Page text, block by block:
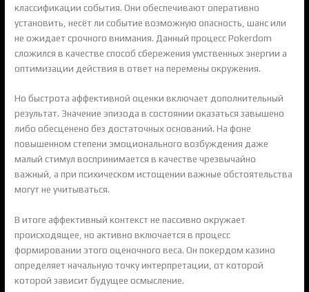
классификации события. Они обеспечивают оперативно
установить, несёт ли событие возможную опасность, шанс или
не ожидает срочного внимания. Данный процесс Pokerdom
сложился в качестве способ сбережения умственных энергии а
оптимизации действия в ответ на перемены окружения.
Но быстрота аффективной оценки включает дополнительный
результат. Значение эпизода в состоянии оказаться завышено
либо обесценено без достаточных оснований. На фоне
повышенном степени эмоционального возбуждения даже
малый стимул воспринимается в качестве чрезвычайно
важный, а при психическом истощении важные обстоятельства
могут не учитываться.
В итоге аффективный контекст не пассивно окружает
происходящее, но активно включается в процесс
формировании этого оценочного веса. Он покердом казино
определяет начальную точку интерпретации, от которой
которой зависит будущее осмысление.